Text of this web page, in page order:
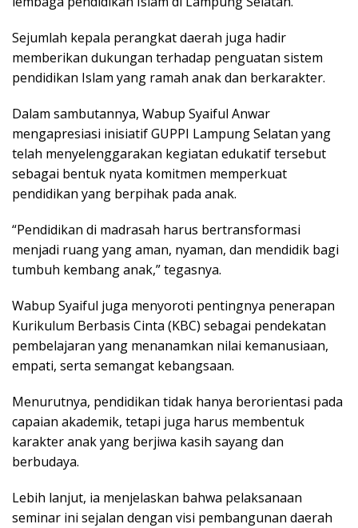
Sejumlah kepala perangkat daerah juga hadir
memberikan dukungan terhadap penguatan sistem
pendidikan Islam yang ramah anak dan berkarakter.
Dalam sambutannya, Wabup Syaiful Anwar
mengapresiasi inisiatif GUPPI Lampung Selatan yang
telah menyelenggarakan kegiatan edukatif tersebut
sebagai bentuk nyata komitmen memperkuat
pendidikan yang berpihak pada anak.
“Pendidikan di madrasah harus bertransformasi
menjadi ruang yang aman, nyaman, dan mendidik bagi
tumbuh kembang anak,” tegasnya.
Wabup Syaiful juga menyoroti pentingnya penerapan
Kurikulum Berbasis Cinta (KBC) sebagai pendekatan
pembelajaran yang menanamkan nilai kemanusiaan,
empati, serta semangat kebangsaan.
Menurutnya, pendidikan tidak hanya berorientasi pada
capaian akademik, tetapi juga harus membentuk
karakter anak yang berjiwa kasih sayang dan
berbudaya.
Lebih lanjut, ia menjelaskan bahwa pelaksanaan
seminar ini sejalan dengan visi pembangunan daerah